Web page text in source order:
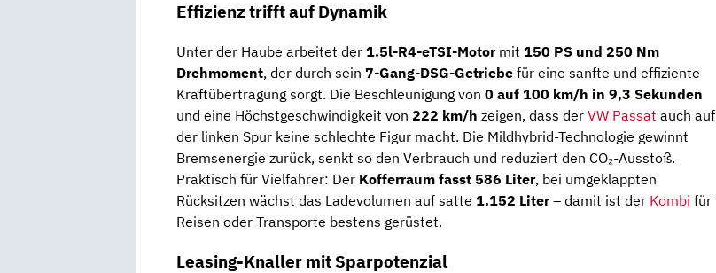
Effizienz trifft auf Dynamik
Unter der Haube arbeitet der 1.5l-R4-eTSI-Motormit 150 PS und 250 Nm
Drehmoment, der durch sein 7-Gang-DSG-Getriebe für eine sanfte und effiziente
Kraftübertragung sorgt. Die Beschleunigung von 0 auf 100 km/h in 9,3 Sekunden
und eine Höchstgeschwindigkeit von 222 km/h zeigen, dass der VW Passat auch auf
der linken Spur keine schlechte Figur macht. Die Mildhybrid-Technologie gewinnt
Bremsenergie zurück, senkt so den Verbrauch und reduziert den CO₂-Ausstoß.
Praktisch für Vielfahrer: Der Kofferraum fasst 586 Liter, bei umgeklappten
Rücksitzen wächst das Ladevolumen auf satte 1.152 Liter– damit ist der Kombi für
Reisen oder Transporte bestens gerüstet.
Leasing-Knaller mit Sparpotenzial